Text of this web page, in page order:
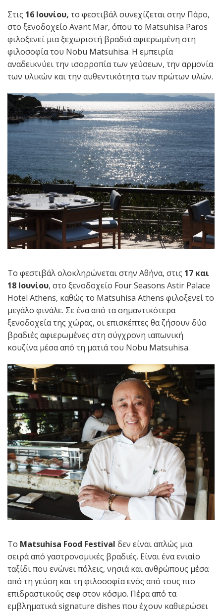
Στις 16 Ιουνίου, το φεστιβάλ συνεχίζεται στην Πάρο,
στο ξενοδοχείο Avant Mar, όπου το Matsuhisa Paros
φιλοξενεί μια ξεχωριστή βραδιά αφιερωμένη στη
φιλοσοφία του Nobu Matsuhisa. Η εμπειρία
αναδεικνύει την ισορροπία των γεύσεων, την αρμονία
των υλικών και την αυθεντικότητα των πρώτων υλών.
Το φεστιβάλ ολοκληρώνεται στην Αθήνα, στις 17 και
18 Ιουνίου, στο ξενοδοχείο Four Seasons Astir Palace
Hotel Athens, καθώς το Matsuhisa Athens φιλοξενεί το
μεγάλο φινάλε. Σε ένα από τα σημαντικότερα
ξενοδοχεία της χώρας, οι επισκέπτες θα ζήσουν δύο
βραδιές αφιερωμένες στη σύγχρονη ιαπωνική
κουζίνα μέσα από τη ματιά του Nobu Matsuhisa.
Το Matsuhisa Food Festival δεν είναι απλώς μια
σειρά από γαστρονομικές βραδιές. Είναι ένα ενιαίο
ταξίδι που ενώνει πόλεις, νησιά και ανθρώπους μέσα
από τη γεύση και τη φιλοσοφία ενός από τους πιο
επιδραστικούς σεφ στον κόσμο. Πέρα από τα
εμβληματικά signature dishes που έχουν καθιερώσει